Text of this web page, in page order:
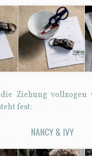
Ziehung vollzogen
fest:
NANCY & IVY